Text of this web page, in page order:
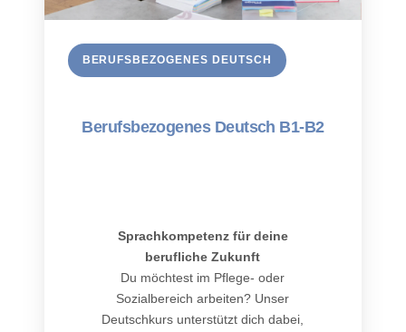
BERUFSBEZOGENES DEUTSCH
Berufsbezogenes Deutsch B1-B2
Sprachkompetenz für deine
berufliche Zukunft
Du möchtest im Pflege- oder
Sozialbereich arbeiten? Unser
Deutschkurs unterstützt dich dabei,